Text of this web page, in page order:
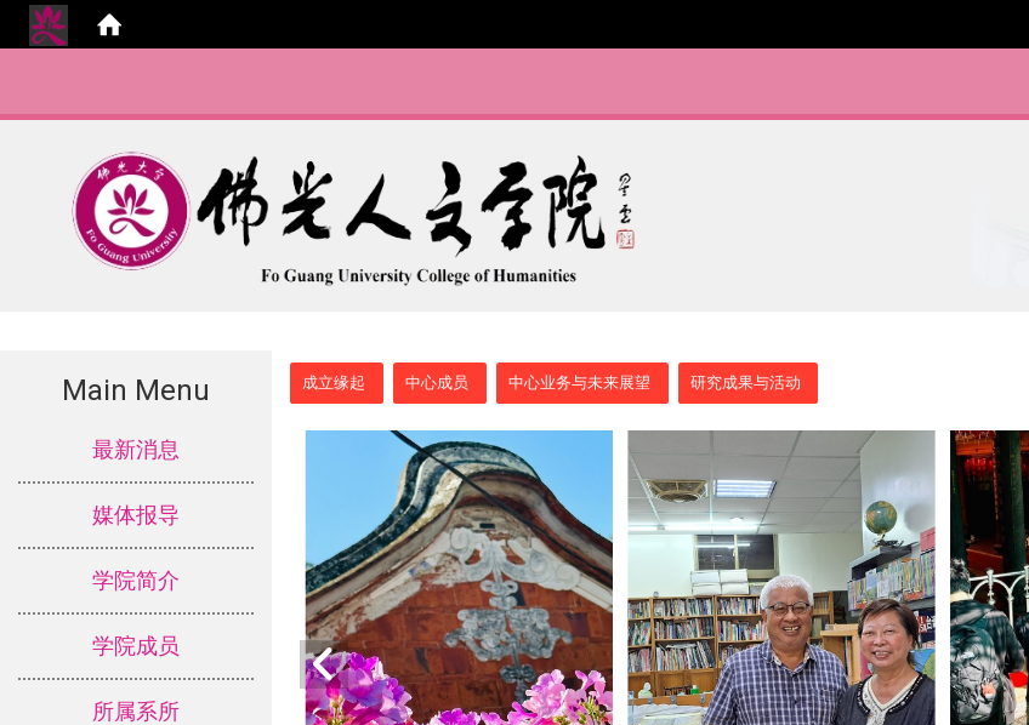
Main Menu
最新消息
媒体报导
学院简介
学院成员
所属系所
成立缘起 中心成员 中心业务与未来展望 研究成果与活动